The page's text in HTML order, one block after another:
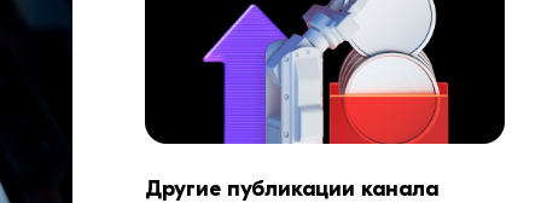
Другие публикации канала